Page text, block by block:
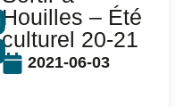
2021-06-03
Houilles – Été
culturel 20-21